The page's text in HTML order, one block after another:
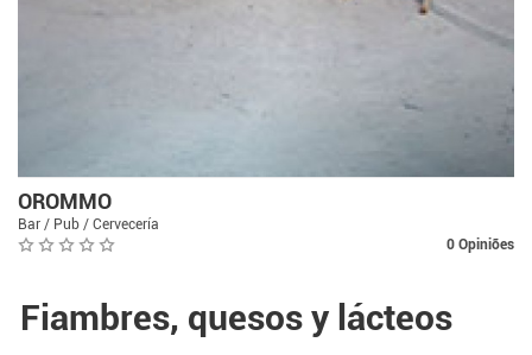
OROMMO
Bar / Pub / Cervecería
0 Opiniões
Fiambres, quesos y lácteos